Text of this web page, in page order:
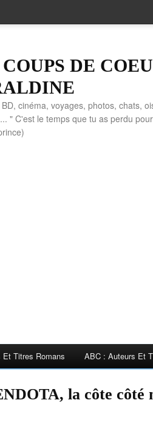
DE
cinéma, voyages, photos, chats,
" C'est le temps que tu as perdu
Titres Romans ABC : Auteurs Et
la côte côté